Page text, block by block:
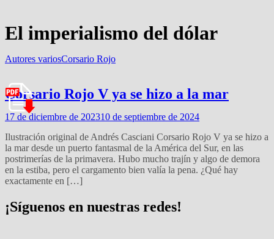
El imperialismo del dólar
Autores variosCorsario Rojo
Corsario Rojo V ya se hizo a la mar
17 de diciembre de 202310 de septiembre de 2024
Ilustración original de Andrés Casciani Corsario Rojo V ya se hizo a
la mar desde un puerto fantasmal de la América del Sur, en las
postrimerías de la primavera. Hubo mucho trajín y algo de demora
en la estiba, pero el cargamento bien valía la pena. ¿Qué hay
exactamente en […]
¡Síguenos en nuestras redes!